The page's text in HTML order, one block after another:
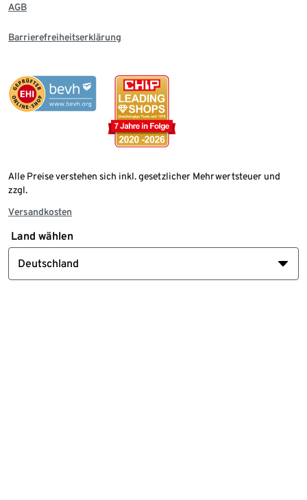
AGB
Barrierefreiheitserklärung
Alle Preise verstehen sich inkl. gesetzlicher Mehrwertsteuer und
zzgl.
Versandkosten
Land wählen
Deutschland